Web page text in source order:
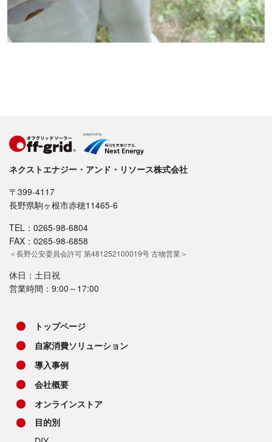
ネクストエナジー・アンド・リソース株式会社
〒399-4117
長野県駒ヶ根市赤穂11465-6
TEL：0265-98-6804
FAX：0265-98-6858
＜長野公安委員会許可 第481252100019号 古物営業＞
休日：土日祝
営業時間：9:00～17:00
トップページ
自家消費ソリューション
導入事例
会社概要
オンラインストア
目的別